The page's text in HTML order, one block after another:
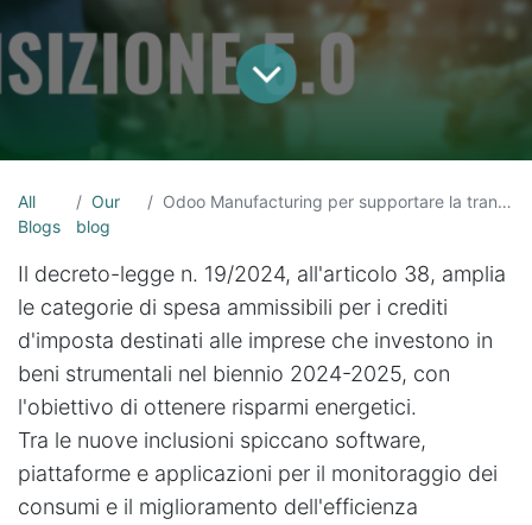
All
Blogs
Our
blog
Odoo Manufacturing per supportare la transizione energetica
Il decreto-legge n. 19/2024, all'articolo 38, amplia
le categorie di spesa ammissibili per i crediti
d'imposta destinati alle imprese che investono in
beni strumentali nel biennio 2024-2025, con
l'obiettivo di ottenere risparmi energetici.
Tra le nuove inclusioni spiccano software,
piattaforme e applicazioni per il monitoraggio dei
consumi e il miglioramento dell'efficienza